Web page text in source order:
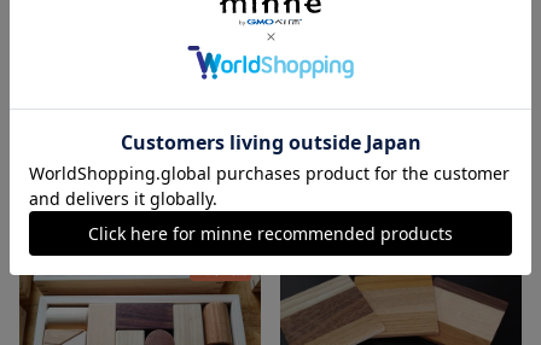
桧垣模様のスツール タモ
37,800円
桧垣模様のスツール ケヤキ
38,800円